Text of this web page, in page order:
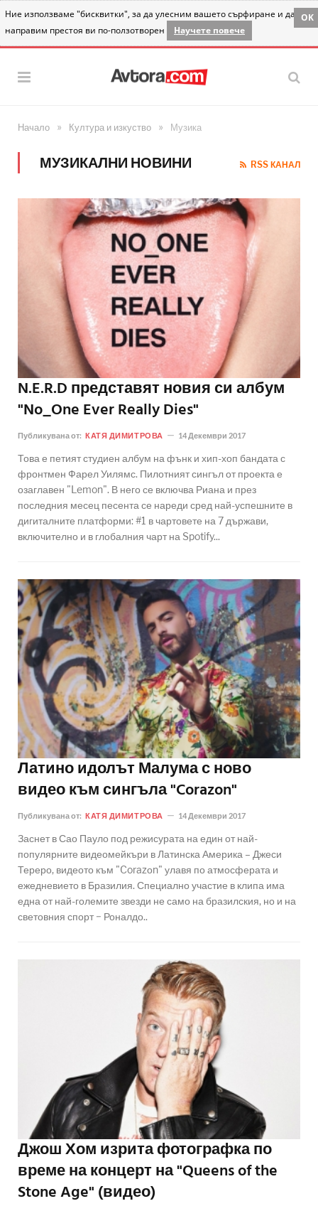
Ние използваме "бисквитки", за да улесним вашето сърфиране и да
направим престоя ви по-ползотворен
Научете повече
OK
Начало » Култура и изкуство » Музика
МУЗИКАЛНИ НОВИНИ RSS КАНАЛ
N.E.R.D представят новия си албум
"No_One Ever Really Dies"
Публикувана от: КАТЯ ДИМИТРОВА 14 Декември 2017
Това е петият студиен албум на фънк и хип-хоп бандата с
фронтмен Фарел Уилямс. Пилотният сингъл от проекта е
озаглавен "Lemon". В него се включва Риана и през
последния месец песента се нареди сред най-успешните в
дигиталните платформи: #1 в чартовете на 7 държави,
включително и в глобалния чарт на Spotify...
Латино идолът Малума с ново
видео към сингъла "Corazon"
Публикувана от: КАТЯ ДИМИТРОВА 14 Декември 2017
Заснет в Сао Пауло под режисурата на един от най-
популярните видеомейкъри в Латинска Америка – Джеси
Тереро, видеото към "Corazоn" улавя по атмосферата и
ежедневието в Бразилия. Специално участие в клипа има
една от най-големите звезди не само на бразилския, но и на
световния спорт − Роналдо..
Джош Хом изрита фотографка по
време на концерт на "Queens of the
Stone Age" (видео)